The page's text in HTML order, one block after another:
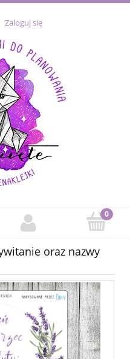
Zaloguj się
oraz nazwy